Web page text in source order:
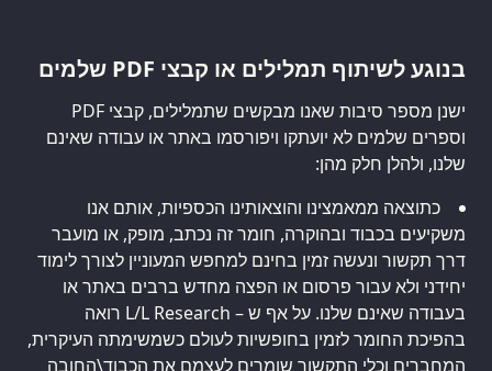
בנוגע לשיתוף תמלילים או קבצי PDF שלמים
ישנן מספר סיבות שאנו מבקשים שתמלילים, קבצי PDF
וספרים שלמים לא יועתקו ויפורסמו באתר או עבודה שאינם
שלנו, ולהלן חלק מהן:
כתוצאה ממאמצינו והוצאותינו הכספיות, אותם אנו
משקיעים בכבוד ובהוקרה, חומר זה נכתב, מופק, או מועבר
דרך תקשור ונעשה זמין בחינם למחפש המעוניין לצורך לימוד
יחידני ולא עבור פרסום או הפצה מחדש ברבים באתר או
בעבודה שאינם שלנו. על אף ש – L/L Research רואה
בהפיכת החומר לזמין בחופשיות לעולם כשמשימתה העיקרית,
המחברים וכלי התקשור שומרים לעצמם את הכבוד\החובה